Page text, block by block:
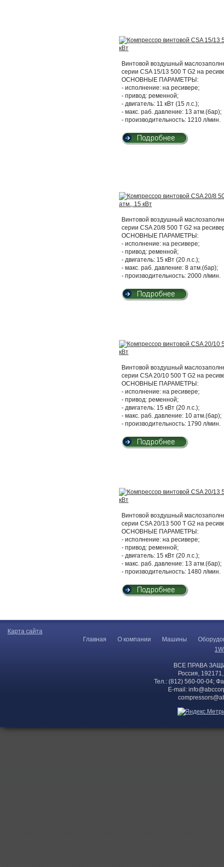
Винтовой воздушный
серии CSA 15/13 500 T G2 на
ОСНОВНЫЕ ПАРАМЕТРЫ:
- исполнение: на ресивере;
- привод: ременной;
- двигатель: 11 кВт (15 л.с.);
- макс. раб. давление: 13 атм.(бар);
- производительность: 1210 л/мин.
Винтовой воздушный
серии CSA 20/8 500 T G2 на
ОСНОВНЫЕ ПАРАМЕТРЫ:
- исполнение: на ресивере;
- привод: ременной;
- двигатель: 15 кВт (20 л.с.);
- макс. раб. давление: 8 атм.(бар);
- производительность: 2000 л/мин.
Винтовой воздушный
серии CSA 20/10 500 T G2 на
ОСНОВНЫЕ ПАРАМЕТРЫ:
- исполнение: на ресивере;
- привод: ременной;
- двигатель: 15 кВт (20 л.с.);
- макс. раб. давление: 10 атм.(бар);
- производительность: 1790 л/мин.
Винтовой воздушный
серии CSA 20/13 500 T G2 на
ОСНОВНЫЕ ПАРАМЕТРЫ:
- исполнение: на ресивере;
- привод: ременной;
- двигатель: 15 кВт (20 л.с.);
- макс. раб. давление: 13 атм.(бар);
- производительность: 1480 л/мин.
Карта сайта
Главная
О компании Машины
ВСЕ ПРАВА
Россия,
Тел.: (812) 560-00-04;
E-mail: